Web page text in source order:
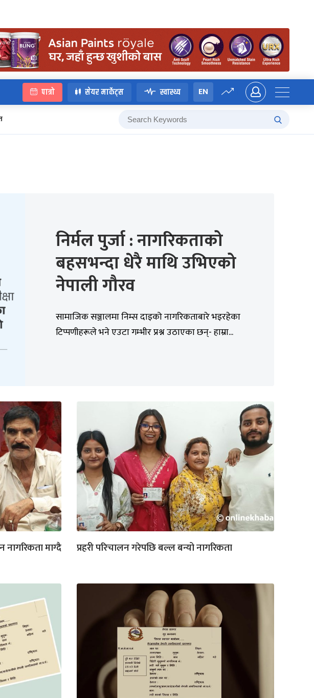
पात्रो सेयर मार्केट्स स्वास्थ्य EN
निर्मल पुर्जा : नागरिकताको
बहसभन्दा धेरै माथि उभिएको
नेपाली गौरव
सामाजिक सञ्जालमा निम्स दाइको नागरिकताबारे भइरहेका
टिप्पणीहरूले भने एउटा गम्भीर प्रश्न उठाएका छन्- हाम्रा...
नागरिकता माग्दै
प्रहरी परिचालन गरेपछि बल्ल बन्यो नागरिकता